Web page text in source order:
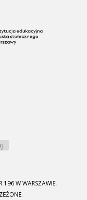
196 W WARSZAWIE.